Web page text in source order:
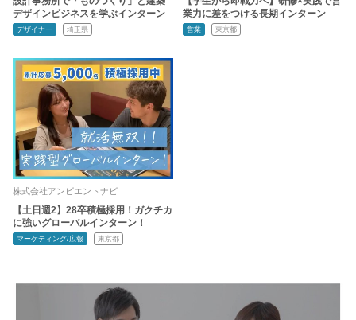
デザインビジネスを学ぶインターン
デザイナー 埼玉県
業力に差をつける長期インターン
営業 東京都
株式会社アンビエントナビ
【土日週2】28卒積極採用！ガクチカ
に強いグローバルインターン！
マーケティング/広報 東京都